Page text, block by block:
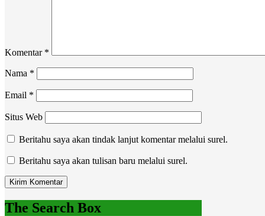
Komentar *
Nama *
Email *
Situs Web
Beritahu saya akan tindak lanjut komentar melalui surel.
Beritahu saya akan tulisan baru melalui surel.
The Search Box